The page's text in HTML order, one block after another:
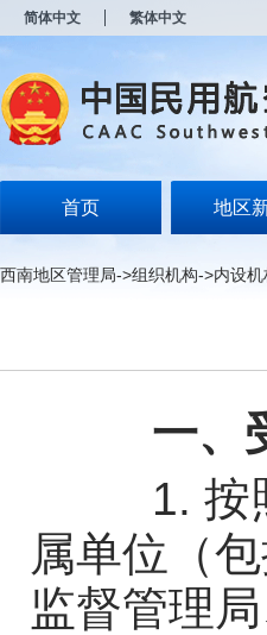
简体中文 繁体中文
首页 地区
西南地区管理局->组织机构->内设机
一、
1. 按
属单位（
监督管理
开
无
障
说
按
Alt
键